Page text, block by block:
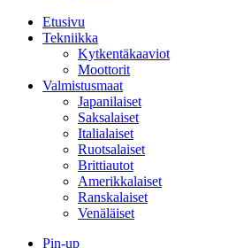
Etusivu
Tekniikka
Kytkentäkaaviot
Moottorit
Valmistusmaat
Japanilaiset
Saksalaiset
Italialaiset
Ruotsalaiset
Brittiautot
Amerikkalaiset
Ranskalaiset
Venäläiset
Pin-up